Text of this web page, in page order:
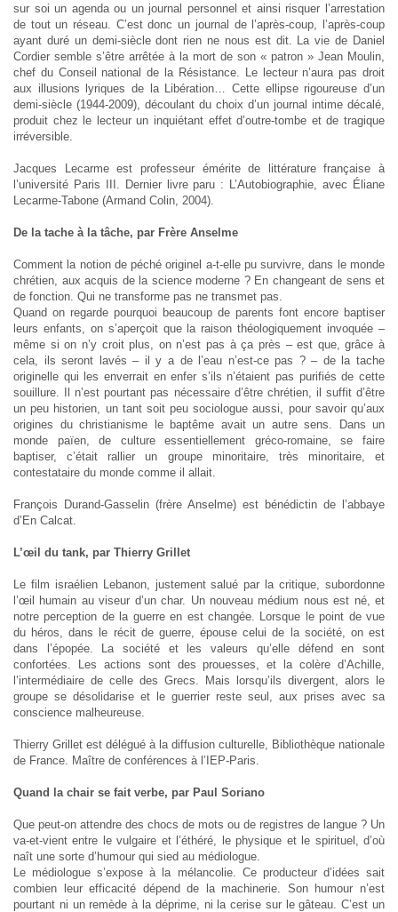
sur soi un agenda ou un journal personnel et ainsi risquer l’arrestation
de tout un réseau. C’est donc un journal de l’après-coup, l’après-coup
ayant duré un demi-siècle dont rien ne nous est dit. La vie de Daniel
Cordier semble s’être arrêtée à la mort de son « patron » Jean Moulin,
chef du Conseil national de la Résistance. Le lecteur n’aura pas droit
aux illusions lyriques de la Libération… Cette ellipse rigoureuse d’un
demi-siècle (1944-2009), découlant du choix d’un journal intime décalé,
produit chez le lecteur un inquiétant effet d’outre-tombe et de tragique
irréversible.
Jacques Lecarme est professeur émérite de littérature française à
l’université Paris III. Dernier livre paru : L’Autobiographie, avec Éliane
Lecarme-Tabone (Armand Colin, 2004).
De la tache à la tâche, par Frère Anselme
Comment la notion de péché originel a-t-elle pu survivre, dans le monde
chrétien, aux acquis de la science moderne ? En changeant de sens et
de fonction. Qui ne transforme pas ne transmet pas.
Quand on regarde pourquoi beaucoup de parents font encore baptiser
leurs enfants, on s’aperçoit que la raison théologiquement invoquée –
même si on n’y croit plus, on n’est pas à ça près – est que, grâce à
cela, ils seront lavés – il y a de l’eau n’est-ce pas ? – de la tache
originelle qui les enverrait en enfer s’ils n’étaient pas purifiés de cette
souillure. Il n’est pourtant pas nécessaire d’être chrétien, il suffit d’être
un peu historien, un tant soit peu sociologue aussi, pour savoir qu’aux
origines du christianisme le baptême avait un autre sens. Dans un
monde païen, de culture essentiellement gréco-romaine, se faire
baptiser, c’était rallier un groupe minoritaire, très minoritaire, et
contestataire du monde comme il allait.
François Durand-Gasselin (frère Anselme) est bénédictin de l’abbaye
d’En Calcat.
L’œil du tank, par Thierry Grillet
Le film israélien Lebanon, justement salué par la critique, subordonne
l’œil humain au viseur d’un char. Un nouveau médium nous est né, et
notre perception de la guerre en est changée. Lorsque le point de vue
du héros, dans le récit de guerre, épouse celui de la société, on est
dans l’épopée. La société et les valeurs qu’elle défend en sont
confortées. Les actions sont des prouesses, et la colère d’Achille,
l’intermédiaire de celle des Grecs. Mais lorsqu’ils divergent, alors le
groupe se désolidarise et le guerrier reste seul, aux prises avec sa
conscience malheureuse.
Thierry Grillet est délégué à la diffusion culturelle, Bibliothèque nationale
de France. Maître de conférences à l’IEP-Paris.
Quand la chair se fait verbe, par Paul Soriano
Que peut-on attendre des chocs de mots ou de registres de langue ? Un
va-et-vient entre le vulgaire et l’éthéré, le physique et le spirituel, d’où
naît une sorte d’humour qui sied au médiologue.
Le médiologue s’expose à la mélancolie. Ce producteur d’idées sait
combien leur efficacité dépend de la machinerie. Son humour n’est
pourtant ni un remède à la déprime, ni la cerise sur le gâteau. C’est un